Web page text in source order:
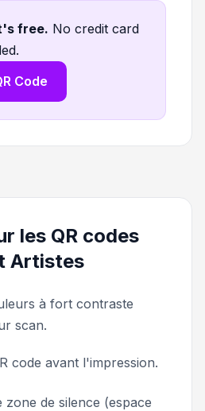
free. No credit card
Code
les QR codes
Artistes
à fort contraste
scan.
code avant l'impression.
zone de silence (espace